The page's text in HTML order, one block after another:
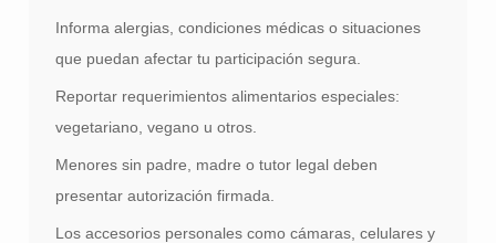
Informa alergias, condiciones médicas o situaciones
que puedan afectar tu participación segura.
Reportar requerimientos alimentarios especiales:
vegetariano, vegano u otros.
Menores sin padre, madre o tutor legal deben
presentar autorización firmada.
Los accesorios personales como cámaras, celulares y